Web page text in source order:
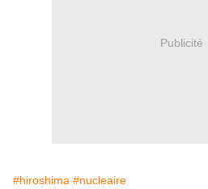
Publicité
#hiroshima #nucleaire